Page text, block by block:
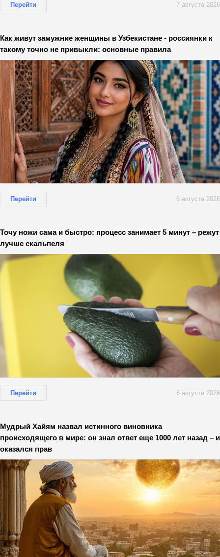
Перейти 7 августа 2026
Как живут замужние женщины в Узбекистане - россиянки к
такому точно не привыкли: основные правила
Перейти 6 августа 2026
Точу ножи сама и быстро: процесс занимает 5 минут – режут
лучше скальпеля
Перейти 6 августа 2026
Мудрый Хайям назвал истинного виновника
происходящего в мире: он знал ответ еще 1000 лет назад – и
оказался прав